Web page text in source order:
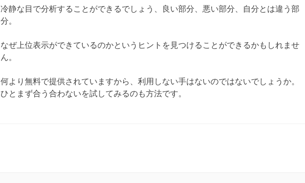
冷静な目で分析することができるでしょう、良い部分、悪い部分、自分とは違う部
分。
なぜ上位表示ができているのかというヒントを見つけることができるかもしれませ
ん。
何より無料で提供されていますから、利用しない手はないのではないでしょうか。
ひとまず合う合わないを試してみるのも方法です。